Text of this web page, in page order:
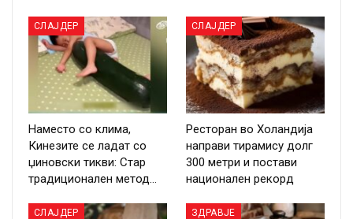
СЛАЈДЕР
Наместо со клима,
Кинезите се ладат со
џиновски тикви: Стар
традиционален метод…
СЛАЈДЕР
Ресторан во Холандија
направи тирамису долг
300 метри и постави
национален рекорд
СЛАЈДЕР ЗДРАВЈЕ